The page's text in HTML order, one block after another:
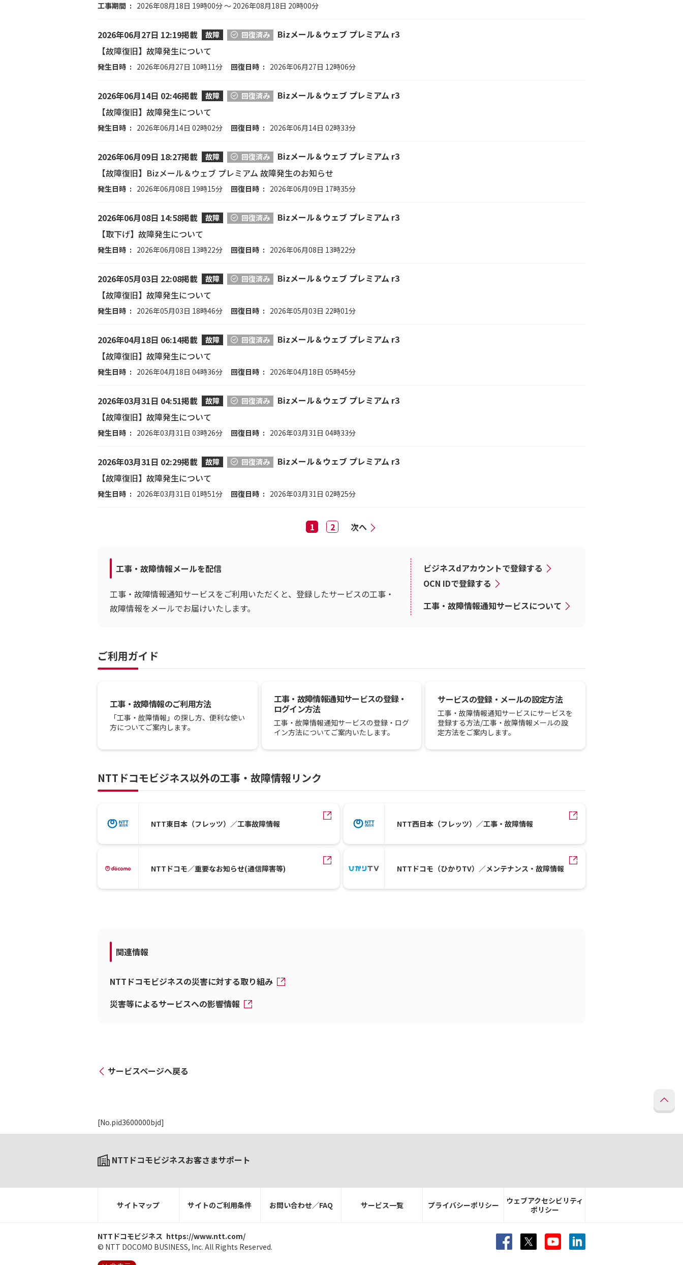
工事期間 2026年08月18日 19時00分 ～ 2026年08月18日 20時00分
2026年06月27日 12:19掲載 故障 回復済み
Bizメール＆ウェブ プレミアム r3
【故障復旧】故障発生について
発生日時 2026年06月27日 10時11分 回復日時 2026年06月27日 12時06分
2026年06月14日 02:46掲載 故障 回復済み
Bizメール＆ウェブ プレミアム r3
【故障復旧】故障発生について
発生日時 2026年06月14日 02時02分 回復日時 2026年06月14日 02時33分
2026年06月09日 18:27掲載 故障 回復済み
Bizメール＆ウェブ プレミアム r3
【故障復旧】Bizメール＆ウェブ プレミアム 故障発生のお知らせ
発生日時 2026年06月08日 19時15分 回復日時 2026年06月09日 17時35分
2026年06月08日 14:58掲載 故障 回復済み
Bizメール＆ウェブ プレミアム r3
【取下げ】故障発生について
発生日時 2026年06月08日 13時22分 回復日時 2026年06月08日 13時22分
2026年05月03日 22:08掲載 故障 回復済み
Bizメール＆ウェブ プレミアム r3
【故障復旧】故障発生について
発生日時 2026年05月03日 18時46分 回復日時 2026年05月03日 22時01分
2026年04月18日 06:14掲載 故障 回復済み
Bizメール＆ウェブ プレミアム r3
【故障復旧】故障発生について
発生日時 2026年04月18日 04時36分 回復日時 2026年04月18日 05時45分
2026年03月31日 04:51掲載 故障 回復済み
Bizメール＆ウェブ プレミアム r3
【故障復旧】故障発生について
発生日時 2026年03月31日 03時26分 回復日時 2026年03月31日 04時33分
2026年03月31日 02:29掲載 故障 回復済み
Bizメール＆ウェブ プレミアム r3
【故障復旧】故障発生について
発生日時 2026年03月31日 01時51分 回復日時 2026年03月31日 02時25分
1 2 次へ
工事・故障情報メールを配信
工事・故障情報通知サービスをご利用いただくと、登録したサービスの工事・
故障情報をメールでお届けいたします。
ビジネスdアカウントで登録する
OCN IDで登録する
工事・故障情報通知サービスについて
ご利用ガイド
工事・故障情報のご利用方法
「工事・故障情報」の探し方、便利な使い
方についてご案内します。
工事・故障情報通知サービスの登録・
ログイン方法
工事・故障情報通知サービスの登録・ログ
イン方法についてご案内いたします。
サービスの登録・メールの設定方法
工事・故障情報通知サービスにサービスを
登録する方法/工事・故障情報メールの設
定方法をご案内します。
NTTドコモビジネス以外の工事・故障情報リンク
NTT東日本（フレッツ）／工事故障情報 NTT西日本（フレッツ）／工事・故障情報
NTTドコモ／重要なお知らせ(通信障害等) NTTドコモ（ひかりTV）／メンテナンス・故障情報
関連情報
NTTドコモビジネスの災害に対する取り組み
災害等によるサービスへの影響情報
サービスページへ戻る
[No.pid3600000bjd]
NTTドコモビジネスお客さまサポート
サイトマップ サイトのご利用条件 お問い合わせ／FAQ サービス一覧 プライバシーポリシー
ウェブアクセシビリティ
ポリシー
NTTドコモビジネス https://www.ntt.com/
© NTT DOCOMO BUSINESS, Inc. All Rights Reserved.